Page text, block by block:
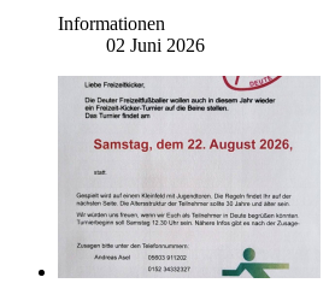
Informationen
02 Juni 2026